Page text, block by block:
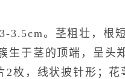
3.5cm。茎粗壮，根
生于茎的顶端，呈头
枚，线状披针形；花